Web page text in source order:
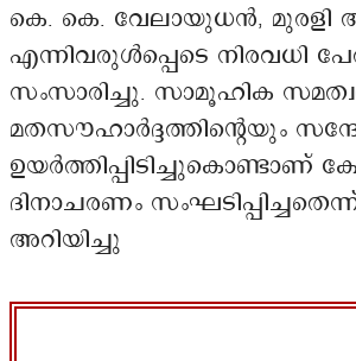
കെ. കെ. വേലായുധൻ, മുരളി
എന്നിവരുൾപ്പെടെ നിരവധി
സംസാരിച്ചു. സാമൂഹിക
മതസൗഹാർദ്ദത്തിന്റെയും
ഉയർത്തിപ്പിടിച്ചുകൊണ്ടാണ്
ദിനാചരണം
അറിയിച്ചു